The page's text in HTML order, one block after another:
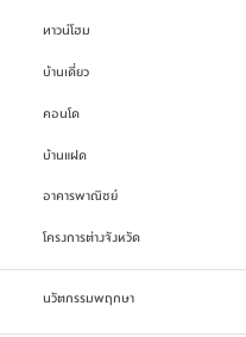
ทาวน์โฮม
บ้านเดี่ยว
คอนโด
บ้านแฝด
อาคารพาณิชย์
โครงการต่างจังหวัด
นวัตกรรมพฤกษา